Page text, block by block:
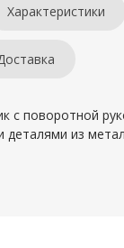
Характеристики
c поворотной
деталями из